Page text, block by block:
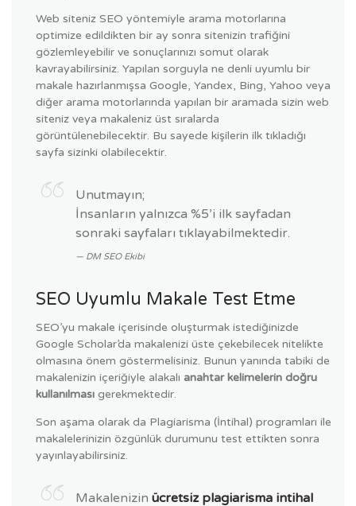
Web siteniz SEO yöntemiyle arama motorlarına
optimize edildikten bir ay sonra sitenizin trafiğini
gözlemleyebilir ve sonuçlarınızı somut olarak
kavrayabilirsiniz. Yapılan sorguyla ne denli uyumlu bir
makale hazırlanmışsa Google, Yandex, Bing, Yahoo veya
diğer arama motorlarında yapılan bir aramada sizin web
siteniz veya makaleniz üst sıralarda
görüntülenebilecektir. Bu sayede kişilerin ilk tıkladığı
sayfa sizinki olabilecektir.
Unutmayın;
İnsanların yalnızca %5’i ilk sayfadan
sonraki sayfaları tıklayabilmektedir.
DM SEO Ekibi
SEO Uyumlu Makale Test Etme
SEO’yu makale içerisinde oluşturmak istediğinizde
Google Scholar’da makalenizi üste çekebilecek nitelikte
olmasına önem göstermelisiniz. Bunun yanında tabiki de
makalenizin içeriğiyle alakalı anahtar kelimelerin doğru
kullanılması gerekmektedir.
Son aşama olarak da Plagiarisma (İntihal) programları ile
makalelerinizin özgünlük durumunu test ettikten sonra
yayınlayabilirsiniz.
Makalenizin ücretsiz plagiarisma intihal